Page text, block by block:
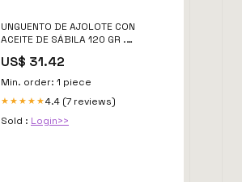
UNGUENTO DE AJOLOTE CON
ACEITE DE SÁBILA 120 GR .
US$ 31.42
Min. order: 1 piece
★★★★★4.4 (7 reviews)
Sold : Login>>